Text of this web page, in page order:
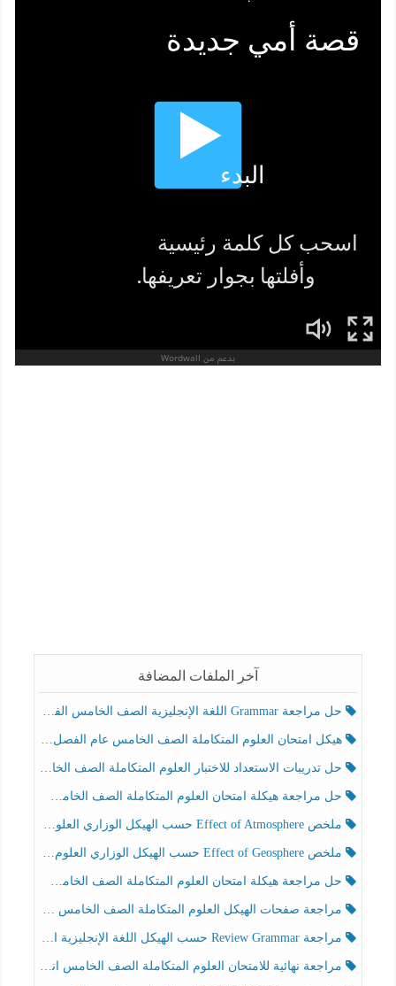
آخر الملفات المضافة
حل مراجعة Grammar اللغة الإنجليزية الصف الخامس الفصل الثالث
هيكل امتحان العلوم المتكاملة الصف الخامس عام الفصل الدراسي الثالث 2025-2026
حل تدريبات الاستعداد للاختبار العلوم المتكاملة الصف الخامس عام الفصل الثالث
حل مراجعة هيكلة امتحان العلوم المتكاملة الصف الخامس انسبير الفصل الثالث
ملخص Effect of Atmosphere حسب الهيكل الوزاري العلوم المتكاملة الصف الخامس انسبير الفصل الثالث
ملخص Effect of Geosphere حسب الهيكل الوزاري العلوم المتكاملة الصف الخامس انسبير الفصل الثالث
حل مراجعة هيكلة امتحان العلوم المتكاملة الصف الخامس عام الفصل الثالث
مراجعة صفحات الهيكل العلوم المتكاملة الصف الخامس انسبير الفصل الثالث
مراجعة Review Grammar حسب الهيكل اللغة الإنجليزية الصف الخامس الفصل الثالث
مراجعة نهائية للامتحان العلوم المتكاملة الصف الخامس انسبير الفصل الثالث